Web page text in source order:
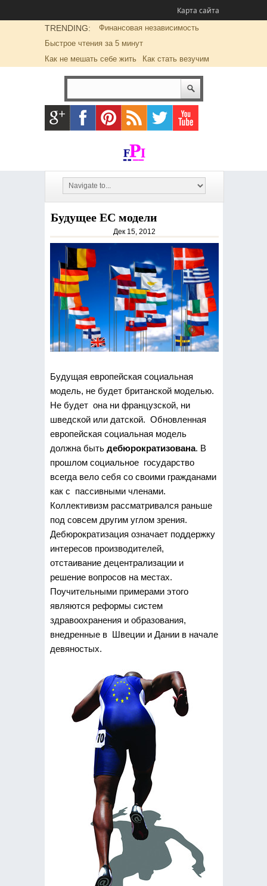
Карта сайта
TRENDING:
Финансовая независимость
Быстрое чтения за 5 минут
Как не мешать себе жить
Как стать везучим
Будущее ЕС модели
Дек 15, 2012
Будущая европейская социальная
модель, не будет британской моделью.
Не будет она ни французской, ни
шведской или датской. Обновленная
европейская социальная модель
должна быть дебюрократизована. В
прошлом социальное государство
всегда вело себя со своими гражданами
как с пассивными членами.
Коллективизм рассматривался раньше
под совсем другим углом зрения.
Дебюрократизация означает поддержку
интересов производителей,
отстаивание децентрализации и
решение вопросов на местах.
Поучительными примерами этого
являются реформы систем
здравоохранения и образования,
внедренные в Швеции и Дании в начале
девяностых.